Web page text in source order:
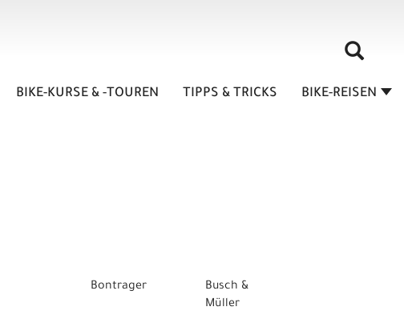
BIKE-KURSE & -TOUREN TIPPS & TRICKS BIKE-REISEN
Bontrager
Busch &
Müller